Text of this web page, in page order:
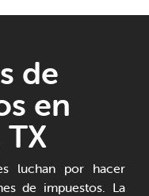
de
en
luchan por hacer
de impuestos. La